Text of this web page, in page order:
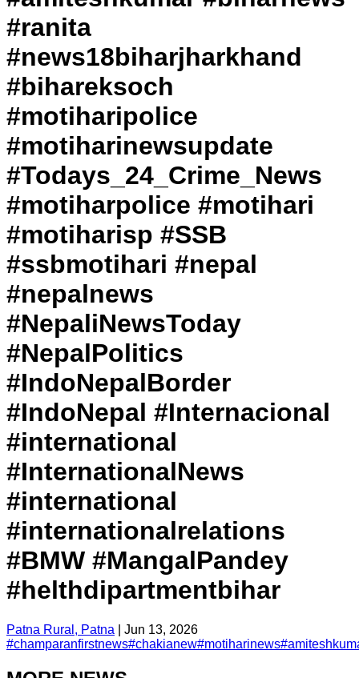
#ranita
#news18biharjharkhand
#bihareksoch
#motiharipolice
#motiharinewsupdate
#Todays_24_Crime_News
#motiharpolice #motihari
#motiharisp #SSB
#ssbmotihari #nepal
#nepalnews
#NepaliNewsToday
#NepalPolitics
#IndoNepalBorder
#IndoNepal #Internacional
#international
#InternationalNews
#international
#internationalrelations
#BMW #MangalPandey
#helthdipartmentbihar
Patna Rural, Patna
Jun 13, 2026
#champaranfirstnews#chakianew#motiharinews#